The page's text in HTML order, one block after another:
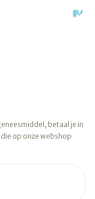
betaal je in
op onze webshop